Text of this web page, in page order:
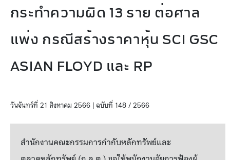
กระทำความผิด 13 ราย ต่อศาล
แพ่ง กรณีสร้างราคาหุ้น SCI GSC
ASIAN FLOYD และ RP
วันจันทร์ที่ 21 สิงหาคม 2566 | ฉบับที่ 148 / 2566
สำนักงานคณะกรรมการกำกับหลักทรัพย์และ